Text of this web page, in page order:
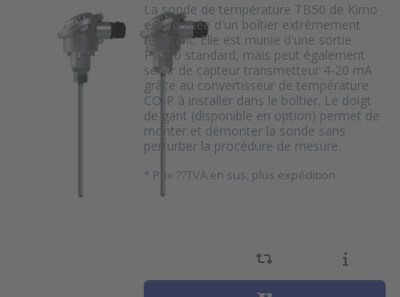
La sonde de température TB50 de Kimo
est équipée d'un boîtier extrêmement
résistant. Elle est munie d'une sortie
PT100 standard, mais peut également
servir de capteur transmetteur 4-20 mA
grâce au convertisseur de température
CO-P à installer dans le boîtier. Le doigt
de gant (disponible en option) permet de
monter et démonter la sonde sans
perturber la procédure de mesure.
* Prix ??TVA en sus, plus expédition